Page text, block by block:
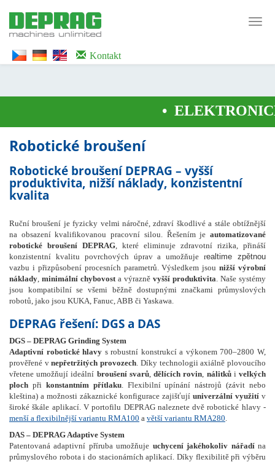
WTG9QS7C" height="0" width="0" style="display:none;visibility:hidden">
</iframe></noscript>
Kontakt
•
Robotické broušení
Robotické broušení DEPRAG – vyšší
produktivita, nižší náklady, konzistentní
kvalita
Ruční broušení je fyzicky velmi náročné, zdraví škodlivé a stále obtížnější
na obsazení kvalifikovanou pracovní silou. Řešením je automatizované
robotické broušení DEPRAG, které eliminuje zdravotní rizika, přináší
konzistentní kvalitu povrchových úprav a umožňuje realtime zpětnou
vazbu i přizpůsobení procesních parametrů. Výsledkem jsounižší výrobní
náklady, minimální chybovosta výrazně vyšší produktivita. Naše systémy
jsou kompatibilní se všemi běžně dostupnými značkami průmyslových
robotů, jako jsou KUKA, Fanuc, ABB či Yaskawa.
DEPRAG řešení: DGS a DAS
DGS – DEPRAG Grinding System
Adaptivní robotické hlavy s robustní konstrukcí a výkonem 700–2800 W,
prověřené vnepřetržitých provozech. Díky technologii axiálně plovoucího
vřetene umožňují ideální broušení svarů,dělících rovin, nálitkůivelkých
ploch při konstantním přítlaku. Flexibilní upínání nástrojů (závit nebo
kleština) a možnosti zákaznické konfigurace zajišťují univerzální využití v
široké škále aplikací. V portofilu DEPRAG naleznete dvě robotické hlavy -
menší a flexibilnější variantu RMA100 a větší variantu RMA280.
DAS – DEPRAG Adaptive System
Patentovaná adaptivní příruba umožňuje uchycení jakéhokoliv nářadína
průmyslového robota i do stacionárních aplikací. Díky flexibilitě při výběru